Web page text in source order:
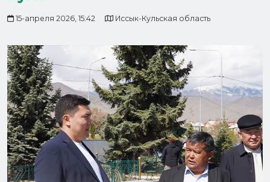
15-апреля 2026, 15:42 Иссык-Кульская область